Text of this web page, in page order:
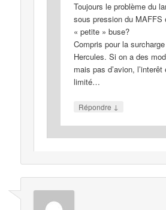
Toujours le problème du
sous pression du MAFFS
« petite » buse?
Compris pour la
Hercules. Si on a des
mais pas d’avion, l’interêt
limité…
Répondre ↓